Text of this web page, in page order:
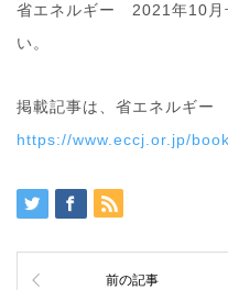
省エネルギー 2021年10月
い。
掲載記事は、省エネルギー
https://www.eccj.or.jp/
前の記事